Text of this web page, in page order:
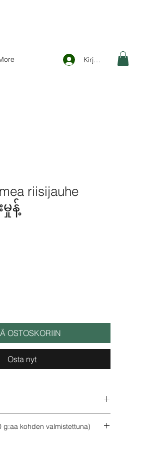
Kirjaudu
riisijauhe
န့်
OSTOSKORIIN
Osta nyt
g:aa kohden valmistettuna)